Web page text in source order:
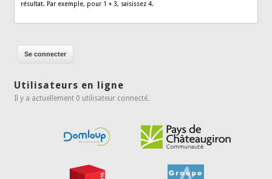
résultat. Par exemple, pour 1 + 3, saisissez 4.
Utilisateurs en ligne
Il y a actuellement 0 utilisateur connecté.